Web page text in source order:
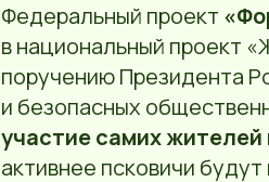
Федеральный проект
в национальный проект
поручению Президента
и безопасных
участие самих жителей
активнее псковичи